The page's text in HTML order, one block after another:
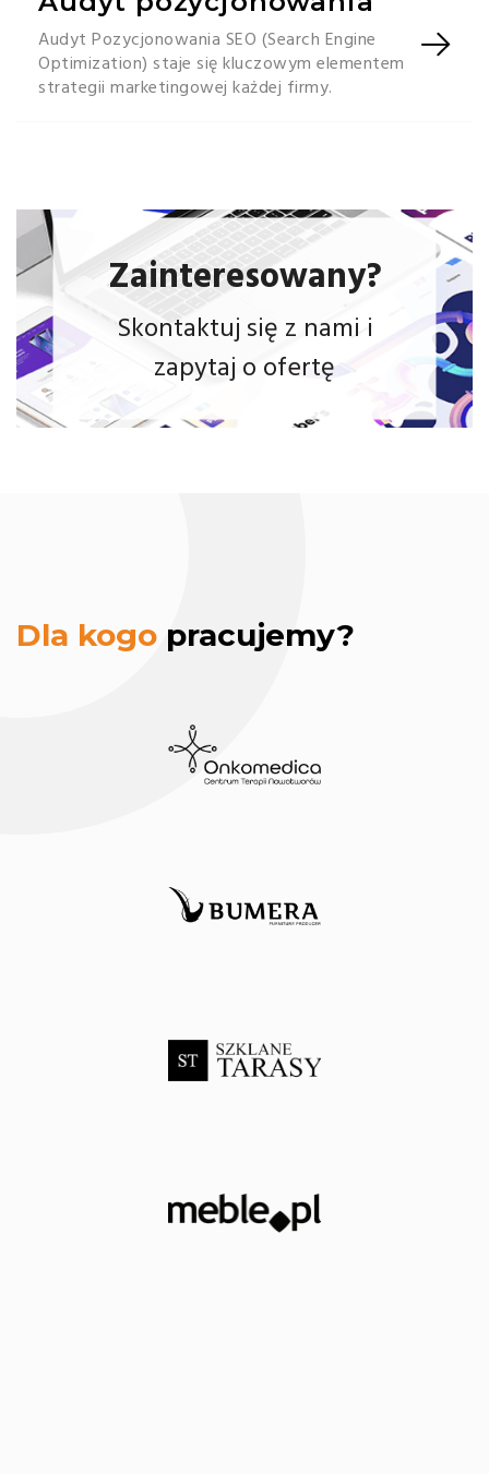
Audyt Pozycjonowania SEO (Search Engine
Optimization) staje się kluczowym elementem
strategii marketingowej każdej firmy.
Zainteresowany?
Skontaktuj się z nami i
zapytaj o ofertę
Dla kogo pracujemy?
strony